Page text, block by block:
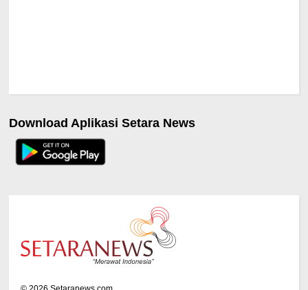
Download Aplikasi Setara News